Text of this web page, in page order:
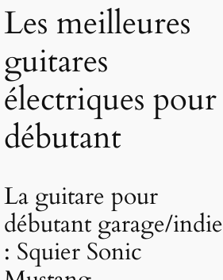
Les meilleures
guitares
électriques pour
débutant
La guitare pour
débutant garage/indie
: Squier Sonic